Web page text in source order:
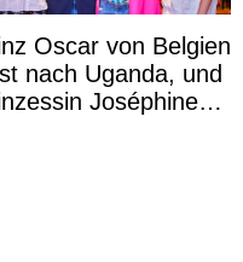
Oscar von Belgien
nach Uganda, und
Joséphine